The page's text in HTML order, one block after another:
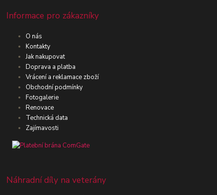
Informace pro zákazníky
O nás
Kontakty
Jak nakupovat
Doprava a platba
Vrácení a reklamace zboží
Obchodní podmínky
Fotogalerie
Renovace
Technická data
Zajímavosti
Náhradní díly na veterány